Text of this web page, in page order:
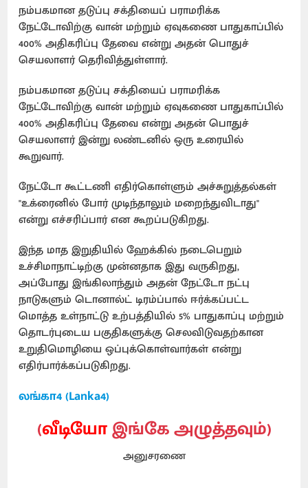
நம்பகமான தடுப்பு சக்தியைப் பராமரிக்க
நேட்டோவிற்கு வான் மற்றும் ஏவுகணை பாதுகாப்பில்
400% அதிகரிப்பு தேவை என்று அதன் பொதுச்
செயலாளர் தெரிவித்துள்ளார்.
நம்பகமான தடுப்பு சக்தியைப் பராமரிக்க
நேட்டோவிற்கு வான் மற்றும் ஏவுகணை பாதுகாப்பில்
400% அதிகரிப்பு தேவை என்று அதன் பொதுச்
செயலாளர் இன்று லண்டனில் ஒரு உரையில்
கூறுவார்.
நேட்டோ கூட்டணி எதிர்கொள்ளும் அச்சுறுத்தல்கள்
"உக்ரைனில் போர் முடிந்தாலும் மறைந்துவிடாது"
என்று எச்சரிப்பார் என கூறப்படுகிறது.
இந்த மாத இறுதியில் ஹேக்கில் நடைபெறும்
உச்சிமாநாட்டிற்கு முன்னதாக இது வருகிறது,
அப்போது இங்கிலாந்தும் அதன் நேட்டோ நட்பு
நாடுகளும் டொனால்ட் டிரம்ப்பால் ஈர்க்கப்பட்ட
மொத்த உள்நாட்டு உற்பத்தியில் 5% பாதுகாப்பு மற்றும்
தொடர்புடைய பகுதிகளுக்கு செலவிடுவதற்கான
உறுதிமொழியை ஒப்புக்கொள்வார்கள் என்று
எதிர்பார்க்கப்படுகிறது.
லங்கா4 (Lanka4)
(வீடியோஇங்கே அழுத்தவும்)
அனுசரணை